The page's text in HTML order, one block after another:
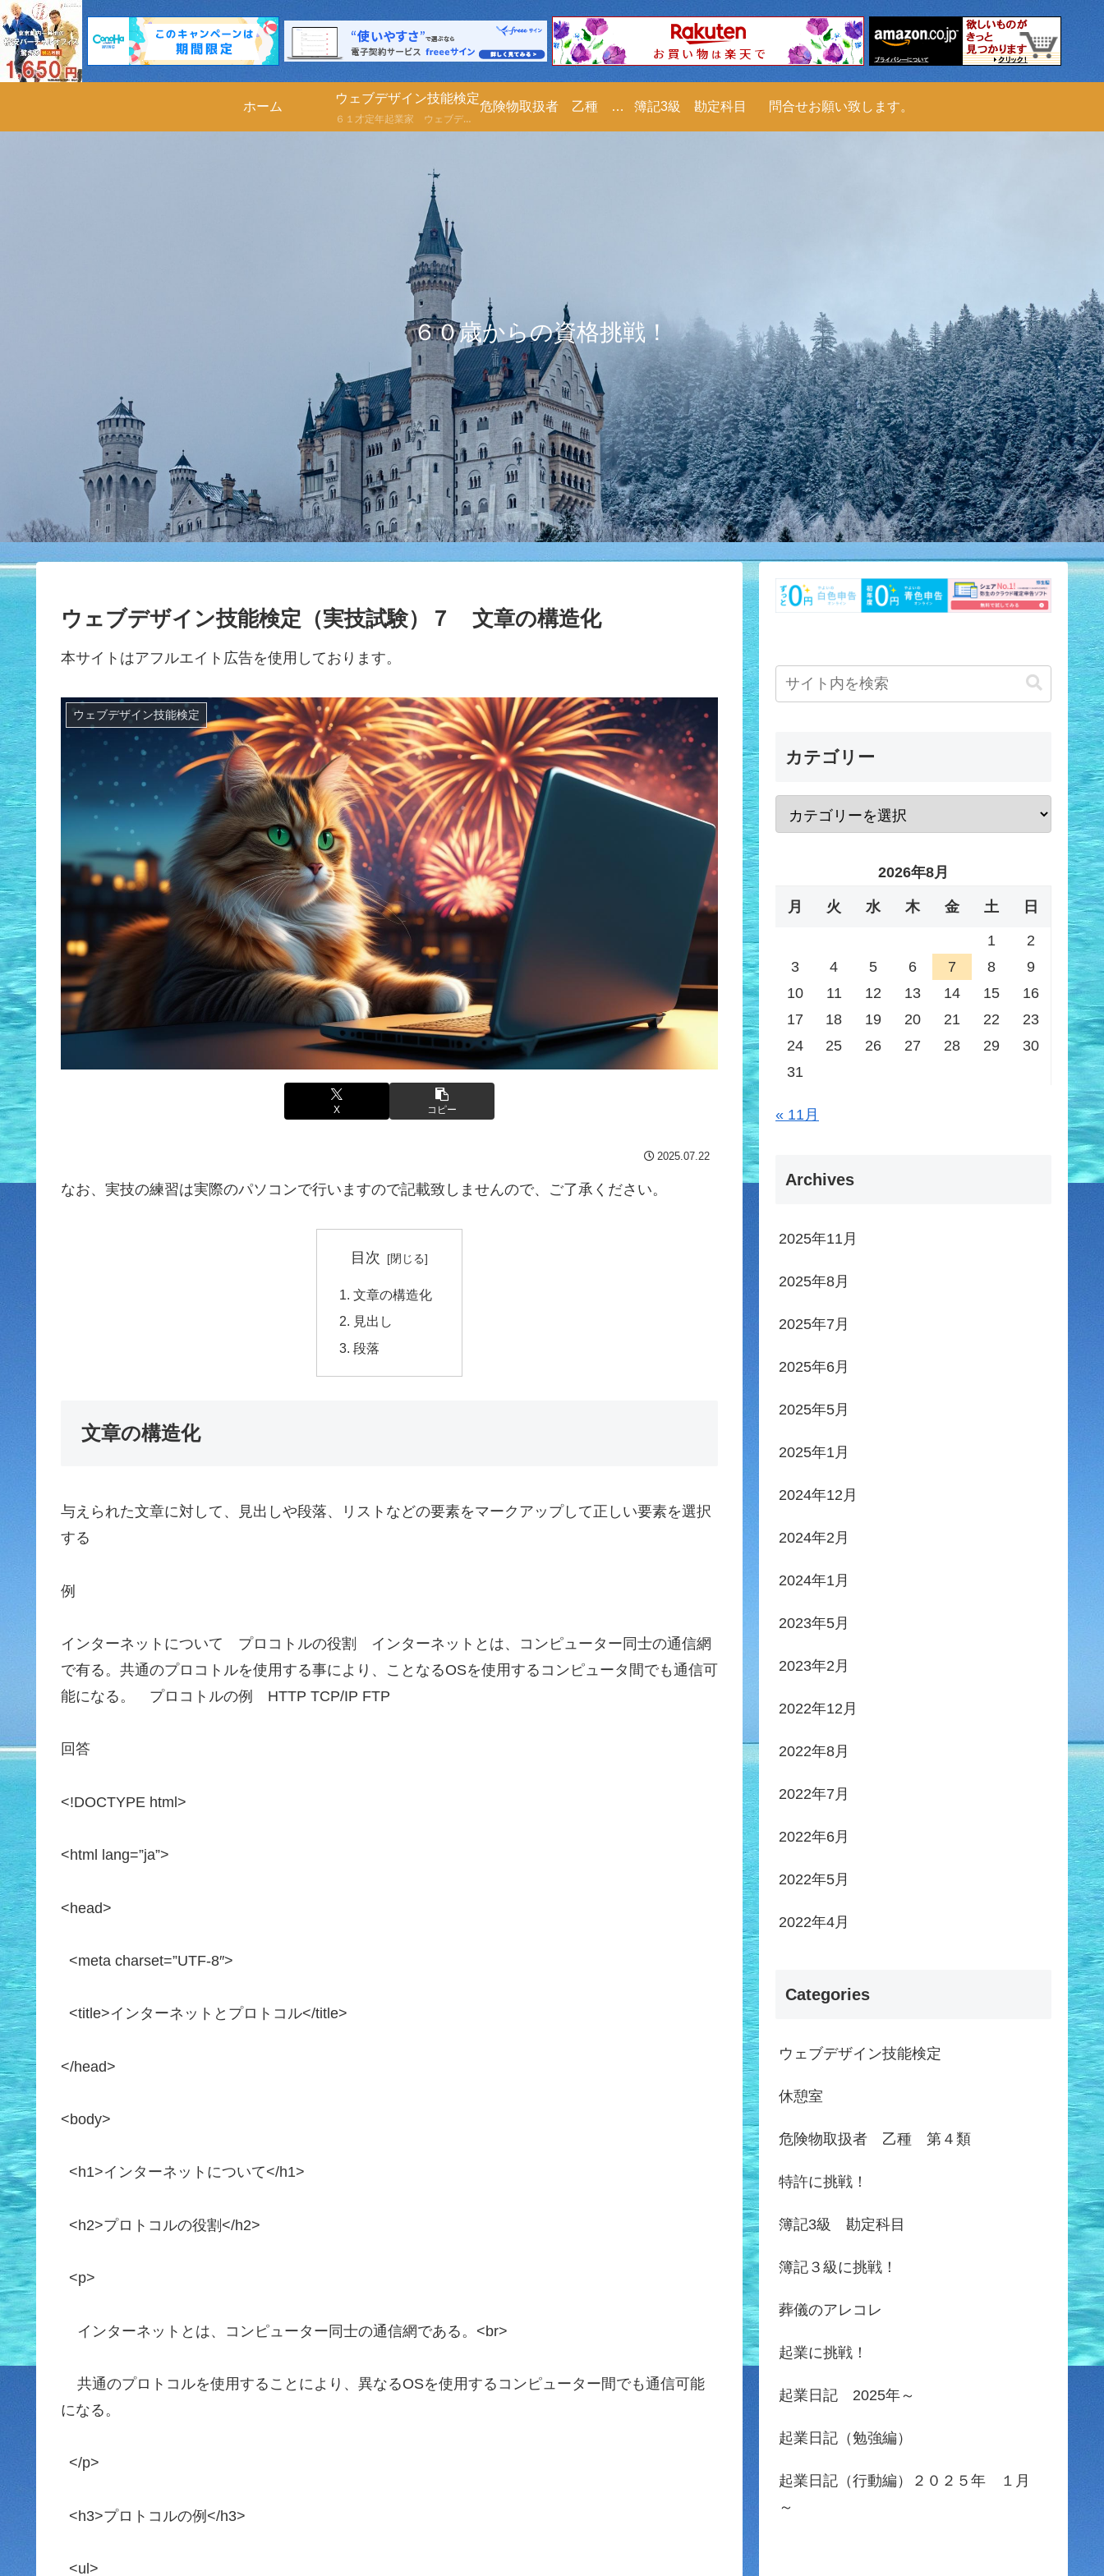
６０歳からの資格挑戦！
ホーム
ウェブデザイン技能検定
６１才定年起業家 ウェブデザイン技能検定の勉強を２０２５年０５月２３日より勉強します。ノート代わりにブログに書きますので、皆さんも一緒に勉強しませんか？尚、ご指導も頂けたら嬉しいです。宜しくお願い致します。
危険物取扱者 乙種 第４類 簿記3級 勘定科目 問合せお願い致します。
ウェブデザイン技能検定（実技試験）７ 文章の構造化
本サイトはアフルエイト広告を使用しております。
ウェブデザイン技能検定
X コピー
2025.07.22
なお、実技の練習は実際のパソコンで行いますので記載致しませんので、ご了承ください。
目次
文章の構造化
見出し
段落
文章の構造化
与えられた文章に対して、見出しや段落、リストなどの要素をマークアップして正しい要素を選択
する
例
インターネットについて プロコトルの役割 インターネットとは、コンピューター同士の通信網
で有る。共通のプロコトルを使用する事により、ことなるOSを使用するコンピュータ間でも通信可
能になる。 プロコトルの例 HTTP TCP/IP FTP
回答
<!DOCTYPE html>
<html lang=”ja”>
<head>
<meta charset=”UTF-8″>
<title>インターネットとプロトコル</title>
</head>
<body>
<h1>インターネットについて</h1>
<h2>プロトコルの役割</h2>
<p>
インターネットとは、コンピューター同士の通信網である。<br>
共通のプロトコルを使用することにより、異なるOSを使用するコンピューター間でも通信可能
になる。
</p>
<h3>プロトコルの例</h3>
<ul>
カテゴリー
2026年8月
月 火 水 木 金 土 日
1
2
3
4 5 6 7 8
9
10
11 12 13 14 15
16
17
18 19 20 21 22
23
24
25 26 27 28 29
30
31
« 11月
Archives
2025年11月
2025年8月
2025年7月
2025年6月
2025年5月
2025年1月
2024年12月
2024年2月
2024年1月
2023年5月
2023年2月
2022年12月
2022年8月
2022年7月
2022年6月
2022年5月
2022年4月
Categories
ウェブデザイン技能検定
休憩室
危険物取扱者 乙種 第４類
特許に挑戦！
簿記3級 勘定科目
簿記３級に挑戦！
葬儀のアレコレ
起業に挑戦！
起業日記 2025年～
起業日記（勉強編）
起業日記（行動編）２０２５年 １月
～